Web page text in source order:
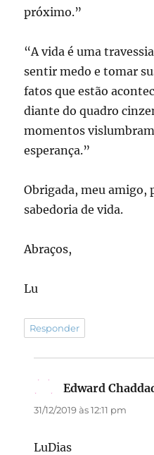
próximo.”
“A vida é uma
sentir medo e tomar
fatos que estão
diante do quadro
momentos
esperança.”
Obrigada, meu amigo,
sabedoria de vida.
Abraços,
Lu
Responder
Edward
31/12/2019 às 12:11 pm
LuDias